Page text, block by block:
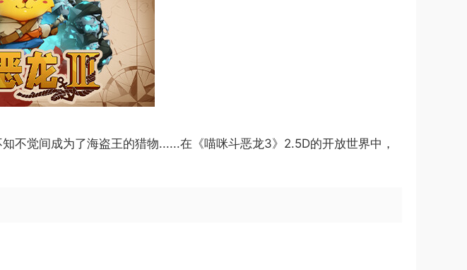
不觉间成为了海盗王的猎物......在《喵咪斗恶龙3》2.5D的开放世界中，